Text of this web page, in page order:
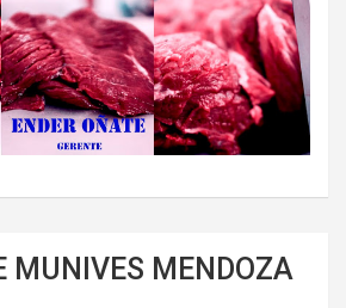
MUNIVES MENDOZA